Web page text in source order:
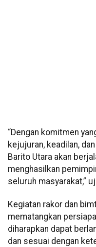
“Dengan komitmen
kejujuran, keadilan,
Barito Utara akan
menghasilkan
seluruh masyarakat,”
Kegiatan rakor dan
mematangkan
diharapkan dapat
dan sesuai dengan